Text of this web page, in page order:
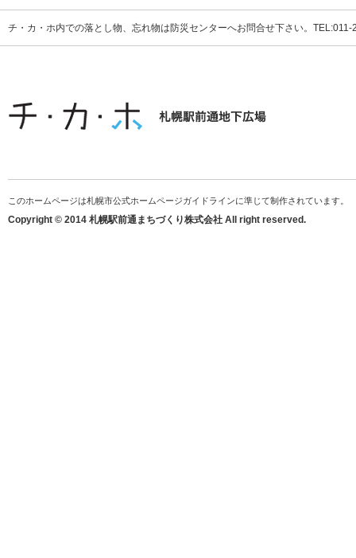
チ・カ・ホ内での落とし物、忘れ物は防災センターへお問合せ下さい。
このホームページは札幌市公式ホームページガイドラインに準じて制作されています。
Copyright © 2014 札幌駅前通まちづくり株式会社 All right reserved.